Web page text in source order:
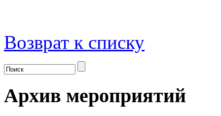
Возврат к списку
Архив мероприятий